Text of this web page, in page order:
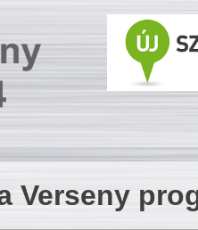
Verseny